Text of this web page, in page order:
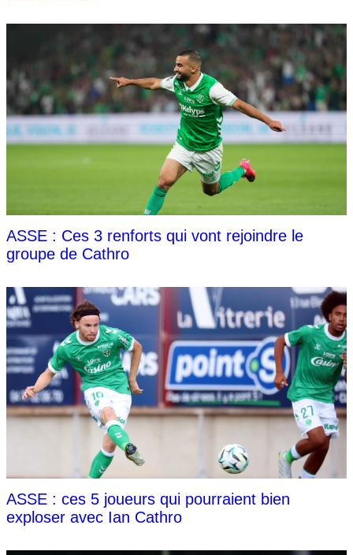
ASSE : Ces 3 renforts qui vont rejoindre le
groupe de Cathro
ASSE : ces 5 joueurs qui pourraient bien
exploser avec Ian Cathro